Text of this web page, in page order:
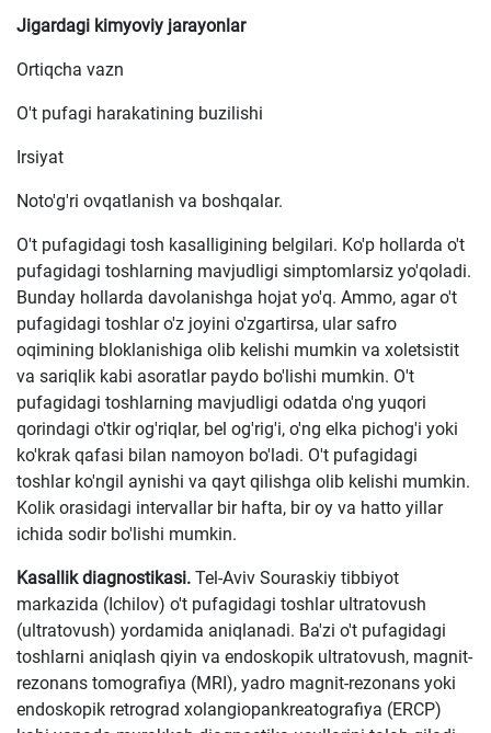
Jigardagi kimyoviy jarayonlar
Ortiqcha vazn
O't pufagi harakatining buzilishi
Irsiyat
Noto'g'ri ovqatlanish va boshqalar.
O't pufagidagi tosh kasalligining belgilari. Ko'p hollarda o't
pufagidagi toshlarning mavjudligi simptomlarsiz yo'qoladi.
Bunday hollarda davolanishga hojat yo'q. Ammo, agar o't
pufagidagi toshlar o'z joyini o'zgartirsa, ular safro
oqimining bloklanishiga olib kelishi mumkin va xoletsistit
va sariqlik kabi asoratlar paydo bo'lishi mumkin. O't
pufagidagi toshlarning mavjudligi odatda o'ng yuqori
qorindagi o'tkir og'riqlar, bel og'rig'i, o'ng elka pichog'i yoki
ko'krak qafasi bilan namoyon bo'ladi. O't pufagidagi
toshlar ko'ngil aynishi va qayt qilishga olib kelishi mumkin.
Kolik orasidagi intervallar bir hafta, bir oy va hatto yillar
ichida sodir bo'lishi mumkin.
Kasallik diagnostikasi. Tel-Aviv Souraskiy tibbiyot
markazida (Ichilov) o't pufagidagi toshlar ultratovush
(ultratovush) yordamida aniqlanadi. Ba'zi o't pufagidagi
toshlarni aniqlash qiyin va endoskopik ultratovush, magnit-
rezonans tomografiya (MRI), yadro magnit-rezonans yoki
endoskopik retrograd xolangiopankreatografiya (ERCP)